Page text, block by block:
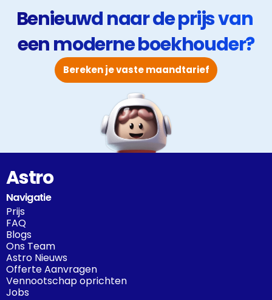
Benieuwd naar de prijs van
een moderne boekhouder?
Bereken je vaste maandtarief
Astro
Navigatie
Prijs
FAQ
Blogs
Ons Team
Astro Nieuws
Offerte Aanvragen
Vennootschap oprichten
Jobs